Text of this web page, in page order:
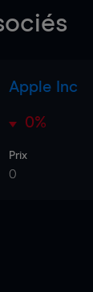
Apple Inc
0%
Prix
0